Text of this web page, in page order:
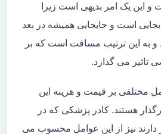
و این یک امر بدیهی است زیرا
است و جابجایی همیشه در بعد
این ترتیب مسافت است که بر
تاثیر می گذارد.
مختلفی بر قیمت و هزینه این
هستند. کادر پزشکی که در
دارند نیز از این عوامل محسوب می